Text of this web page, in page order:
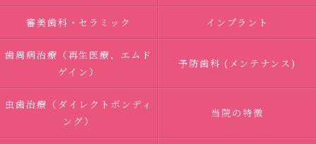
審美歯科・セラミック インプラント
歯周病治療（再生医療、エムド
ゲイン）
予防歯科 (メンテナンス)
虫歯治療（ダイレクトボンディ
ング）
当院の特徴